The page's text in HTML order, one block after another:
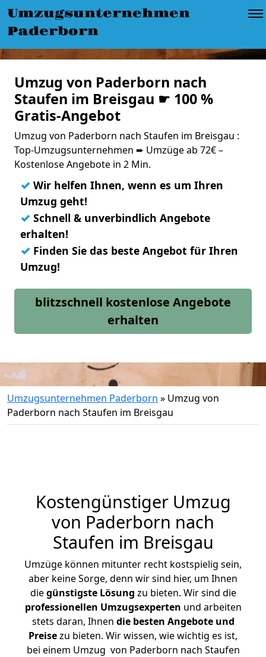
Umzugsunternehmen
Paderborn
Umzug von Paderborn nach
Staufen im Breisgau ☛ 100 %
Gratis-Angebot
Umzug von Paderborn nach Staufen im Breisgau :
Top-Umzugsunternehmen ➨ Umzüge ab 72€ –
Kostenlose Angebote in 2 Min.
✓ Wir helfen Ihnen, wenn es um Ihren
Umzug geht!
✓ Schnell & unverbindlich Angebote
erhalten!
✓ Finden Sie das beste Angebot für Ihren
Umzug!
blitzschnell kostenlose Angebote
erhalten
Umzugsunternehmen Paderborn » Umzug von
Paderborn nach Staufen im Breisgau
Kostengünstiger Umzug
von Paderborn nach
Staufen im Breisgau
Umzüge können mitunter recht kostspielig sein,
aber keine Sorge, denn wir sind hier, um Ihnen
diegünstigste Lösung zu bieten. Wir sind die
professionellen Umzugsexperten und arbeiten
stets daran, Ihnen die besten Angebote und
Preisezu bieten. Wir wissen, wie wichtig es ist,
bei einem Umzug von Paderborn nach Staufen